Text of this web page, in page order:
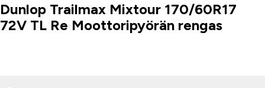
Tuoteinfo
Dunlop Trailmax Mixtour 170/60R17
72V TL Re Moottoripyörän rengas